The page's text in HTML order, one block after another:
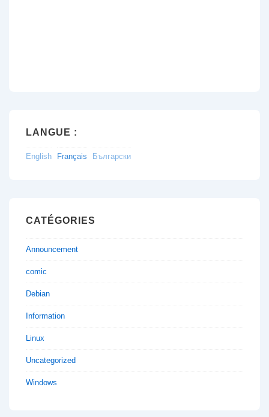
LANGUE :
English Français Български
CATÉGORIES
Announcement
comic
Debian
Information
Linux
Uncategorized
Windows